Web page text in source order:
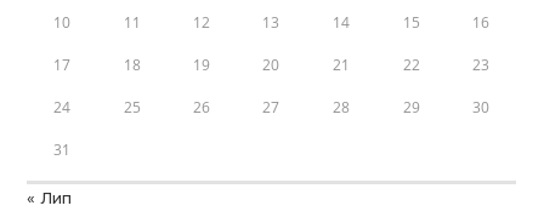
10 11 12 13 14 15 16
17 18 19 20 21 22 23
24 25 26 27 28 29 30
31
« Лип